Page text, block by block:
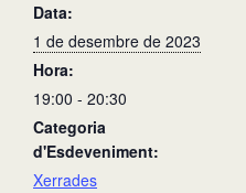
Data:
1 de desembre de 2023
Hora:
19:00 - 20:30
Categoria
d'Esdeveniment:
Xerrades